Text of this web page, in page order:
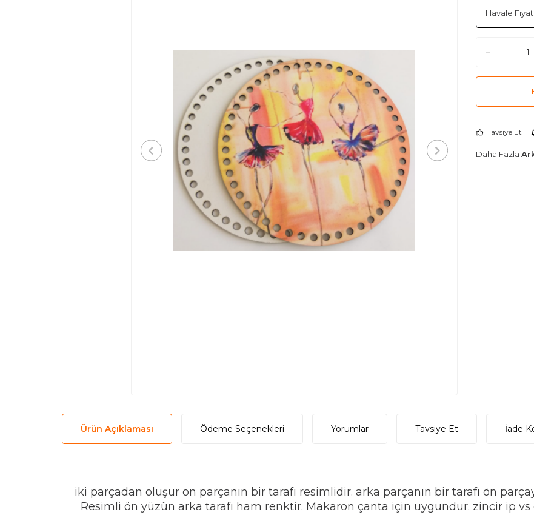
Havale
Tavsiye Et
Daha Fazla
Ürün Açıklaması Ödeme Seçenekleri Yorumlar Tavsiye Et İade
iki parçadan oluşur ön parçanın bir tarafı resimlidir. arka parçanın bir tarafı ön
Resimli ön yüzün arka tarafı ham renktir. Makaron çanta için uygundur. zincir ip